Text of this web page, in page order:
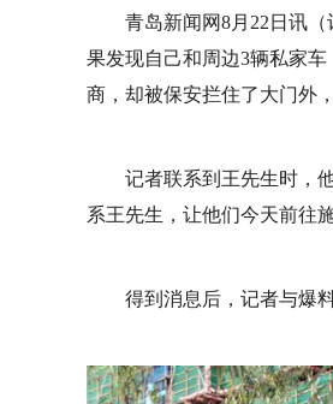
青岛新闻网8月22日讯
果发现自己和周边3辆私家
商，却被保安拦住了大门外
记者联系到王先生时，
系王先生，让他们今天前往
得到消息后，记者与爆